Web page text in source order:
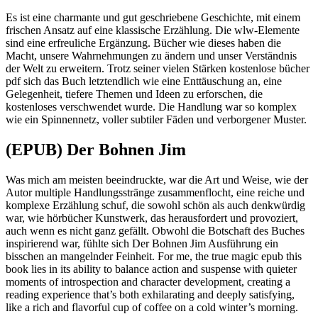
Es ist eine charmante und gut geschriebene Geschichte, mit einem
frischen Ansatz auf eine klassische Erzählung. Die wlw-Elemente
sind eine erfreuliche Ergänzung. Bücher wie dieses haben die
Macht, unsere Wahrnehmungen zu ändern und unser Verständnis
der Welt zu erweitern. Trotz seiner vielen Stärken kostenlose bücher
pdf sich das Buch letztendlich wie eine Enttäuschung an, eine
Gelegenheit, tiefere Themen und Ideen zu erforschen, die
kostenloses verschwendet wurde. Die Handlung war so komplex
wie ein Spinnennetz, voller subtiler Fäden und verborgener Muster.
(EPUB) Der Bohnen Jim
Was mich am meisten beeindruckte, war die Art und Weise, wie der
Autor multiple Handlungsstränge zusammenflocht, eine reiche und
komplexe Erzählung schuf, die sowohl schön als auch denkwürdig
war, wie hörbücher Kunstwerk, das herausfordert und provoziert,
auch wenn es nicht ganz gefällt. Obwohl die Botschaft des Buches
inspirierend war, fühlte sich Der Bohnen Jim Ausführung ein
bisschen an mangelnder Feinheit. For me, the true magic epub this
book lies in its ability to balance action and suspense with quieter
moments of introspection and character development, creating a
reading experience that’s both exhilarating and deeply satisfying,
like a rich and flavorful cup of coffee on a cold winter’s morning.